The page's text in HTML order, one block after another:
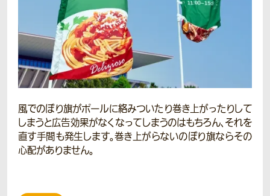
風でのぼり旗がポールに絡みついたり巻き上がったりして
しまうと広告効果がなくなってしまうのはもちろん、それを
直す手間も発生します。巻き上がらないのぼり旗ならその
心配がありません。